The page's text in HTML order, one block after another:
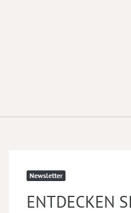
Newsletter
ENTDECKEN